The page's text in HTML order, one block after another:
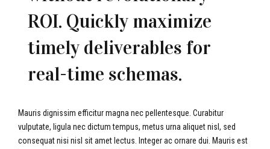
ROI. Quickly maximize
timely deliverables for
real-time schemas.
Mauris dignissim efficitur magna nec pellentesque. Curabitur
vulputate, ligula nec dictum tempus, metus urna aliquet nisl, sed
consequat nisi nisl sit amet lectus. Integer ac ornare dui. Mauris est